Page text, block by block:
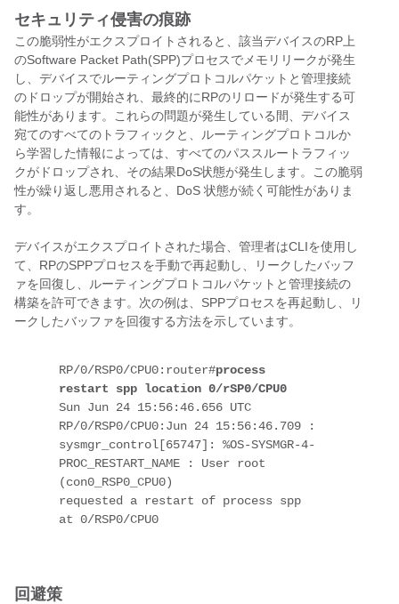
セキュリティ侵害の痕跡
この脆弱性がエクスプロイトされると、該当デバイスのRP上
のSoftware Packet Path(SPP)プロセスでメモリリークが発生
し、デバイスでルーティングプロトコルパケットと管理接続
のドロップが開始され、最終的にRPのリロードが発生する可
能性があります。これらの問題が発生している間、デバイス
宛てのすべてのトラフィックと、ルーティングプロトコルか
ら学習した情報によっては、すべてのパススルートラフィッ
クがドロップされ、その結果DoS状態が発生します。この脆弱
性が繰り返し悪用されると、DoS 状態が続く可能性がありま
す。
デバイスがエクスプロイトされた場合、管理者はCLIを使用し
て、RPのSPPプロセスを手動で再起動し、リークしたバッフ
ァを回復し、ルーティングプロトコルパケットと管理接続の
構築を許可できます。次の例は、SPPプロセスを再起動し、リ
ークしたバッファを回復する方法を示しています。
RP/0/RSP0/CPU0:router#process
restart spp location 0/rSP0/CPU0
Sun Jun 24 15:56:46.656 UTC
RP/0/RSP0/CPU0:Jun 24 15:56:46.709 :
sysmgr_control[65747]: %OS-SYSMGR-4-
PROC_RESTART_NAME : User root
(con0_RSP0_CPU0)
requested a restart of process spp
回避策